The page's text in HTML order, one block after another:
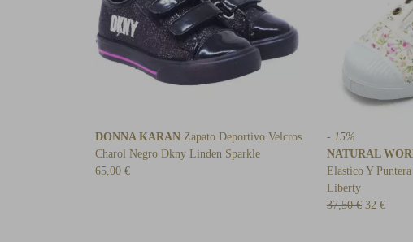
DONNA KARAN Zapato Deportivo Velcros
Charol Negro Dkny Linden Sparkle
65,00 €
- 15%
NATURAL
Elastico Y
Liberty
37,50 € 32 €